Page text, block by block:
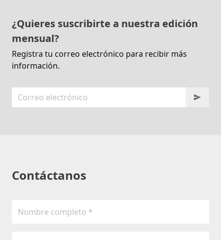
¿Quieres suscribirte a nuestra edición
mensual?
Registra tu correo electrónico para recibir más
información.
Contáctanos